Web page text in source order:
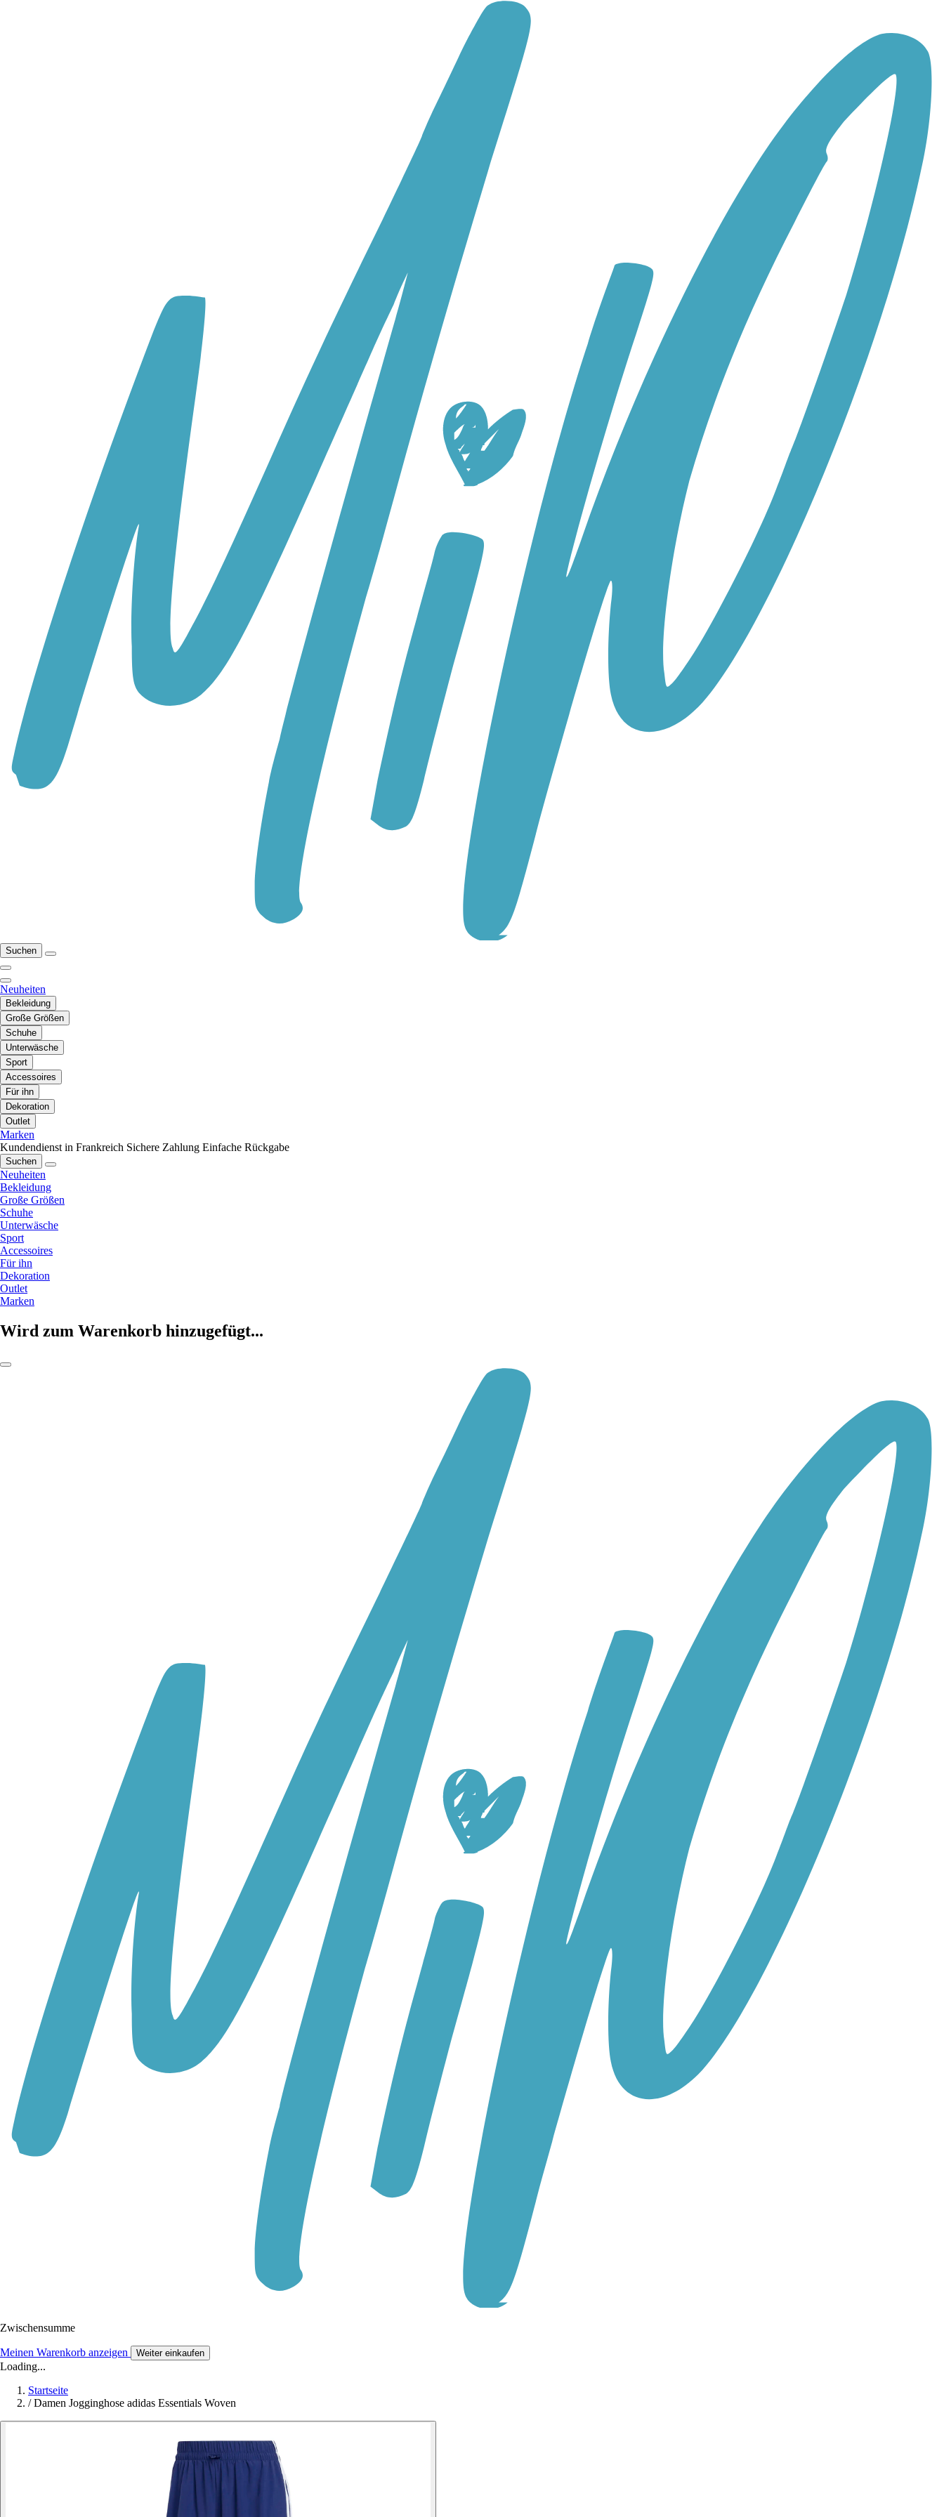
Suchen
Neuheiten
Bekleidung
Große Größen
Schuhe
Unterwäsche
Sport
Accessoires
Für ihn
Dekoration
Outlet
Marken
Kundendienst in Frankreich Sichere Zahlung Einfache Rückgabe
Suchen
Neuheiten
Bekleidung
Große Größen
Schuhe
Unterwäsche
Sport
Accessoires
Für ihn
Dekoration
Outlet
Marken
Wird zum Warenkorb hinzugefügt...
Zwischensumme
Meinen Warenkorb anzeigen Weiter einkaufen
Loading...
Startseite
/ Damen Jogginghose adidas Essentials Woven